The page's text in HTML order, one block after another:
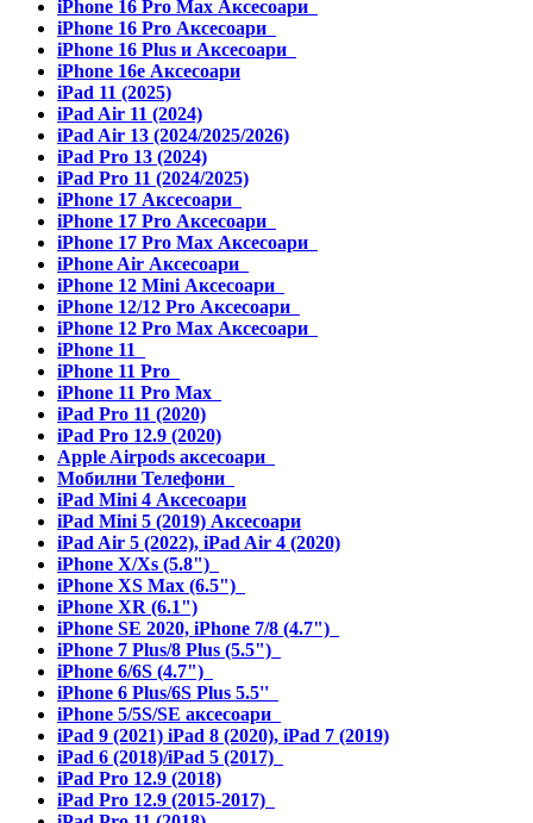
iPhone 16 Pro Max Аксесоари
iPhone 16 Pro Аксесоари
iPhone 16 Plus и Аксесоари
iPhone 16e Аксесоари
iPad 11 (2025)
iPad Air 11 (2024)
iPad Air 13 (2024/2025/2026)
iPad Pro 13 (2024)
iPad Pro 11 (2024/2025)
iPhone 17 Аксесоари
iPhone 17 Pro Аксесоари
iPhone 17 Pro Max Аксесоари
iPhone Air Аксесоари
iPhone 12 Mini Аксесоари
iPhone 12/12 Pro Аксесоари
iPhone 12 Pro Max Аксесоари
iPhone 11
iPhone 11 Pro
iPhone 11 Pro Max
iPad Pro 11 (2020)
iPad Pro 12.9 (2020)
Apple Airpods аксесоари
Мобилни Телефони
iPad Mini 4 Аксесоари
iPad Mini 5 (2019) Аксесоари
iPad Air 5 (2022), iPad Air 4 (2020)
iPhone X/Xs (5.8")
iPhone XS Max (6.5")
iPhone XR (6.1")
iPhone SE 2020, iPhone 7/8 (4.7")
iPhone 7 Plus/8 Plus (5.5")
iPhone 6/6S (4.7")
iPhone 6 Plus/6S Plus 5.5''
iPhone 5/5S/SE аксесоари
iPad 9 (2021) iPad 8 (2020), iPad 7 (2019)
iPad 6 (2018)/iPad 5 (2017)
iPad Pro 12.9 (2018)
iPad Pro 12.9 (2015-2017)